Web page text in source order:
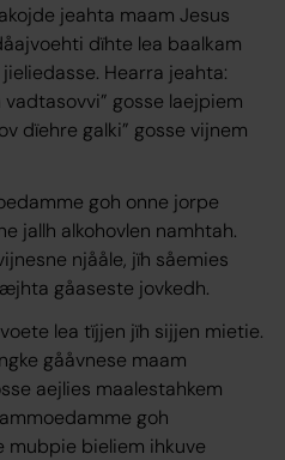
jeahta maam Jesus
dïhte lea baalkam
Hearra jeahta:
gosse laejpiem
dïehre galki” gosse vijnem
goh onne jorpe
jallh alkohovlen namhtah.
njååle, jïh såemies
gåaseste jovkedh.
lea tïjjen jïh sijjen mietie.
gååvnese maam
aejlies maalestahkem
goh
mubpie bieliem ihkuve